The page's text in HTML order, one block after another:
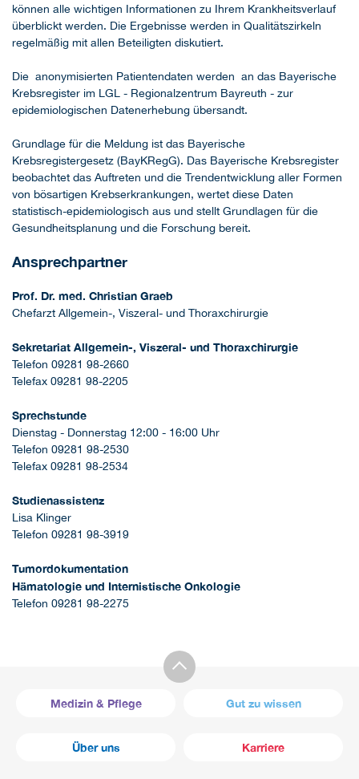
können alle wichtigen Informationen zu Ihrem Krankheitsverlauf
überblickt werden. Die Ergebnisse werden in Qualitätszirkeln
regelmäßig mit allen Beteiligten diskutiert.
Die anonymisierten Patientendaten werden an das Bayerische
Krebsregister im LGL - Regionalzentrum Bayreuth - zur
epidemiologischen Datenerhebung übersandt.
Grundlage für die Meldung ist das Bayerische
Krebsregistergesetz (BayKRegG). Das Bayerische Krebsregister
beobachtet das Auftreten und die Trendentwicklung aller Formen
von bösartigen Krebserkrankungen, wertet diese Daten
statistisch-epidemiologisch aus und stellt Grundlagen für die
Gesundheitsplanung und die Forschung bereit.
Ansprechpartner
Prof. Dr. med. Christian Graeb
Chefarzt Allgemein-, Viszeral- und Thoraxchirurgie
Sekretariat Allgemein-, Viszeral- und Thoraxchirurgie
Telefon 09281 98-2660
Telefax 09281 98-2205
Sprechstunde
Dienstag - Donnerstag 12:00 - 16:00 Uhr
Telefon 09281 98-2530
Telefax 09281 98-2534
Studienassistenz
Lisa Klinger
Telefon 09281 98-3919
Tumordokumentation
Hämatologie und Internistische Onkologie
Telefon 09281 98-2275
Medizin & Pflege Gut zu wissen
Über uns Karriere